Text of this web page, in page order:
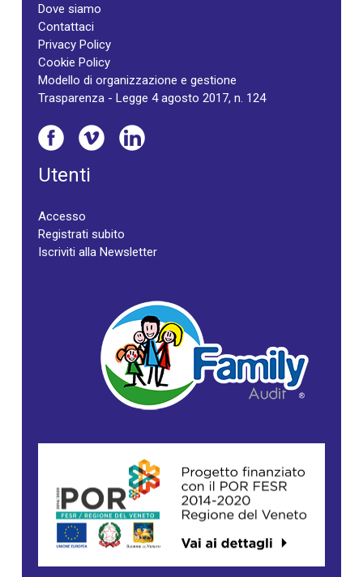
Dove siamo
Contattaci
Privacy Policy
Cookie Policy
Modello di organizzazione e gestione
Trasparenza - Legge 4 agosto 2017, n. 124
Utenti
Accesso
Registrati subito
Iscriviti alla Newsletter